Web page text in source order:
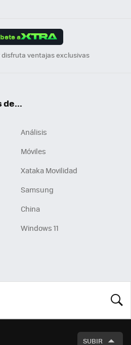
a
disfruta ventajas exclusivas
de...
Análisis
Móviles
Xataka Movilidad
Samsung
China
Windows 11
SUBIR